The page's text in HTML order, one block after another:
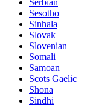
Sesotho
Sinhala
Slovak
Slovenian
Somali
Samoan
Scots Gaelic
Shona
Sindhi